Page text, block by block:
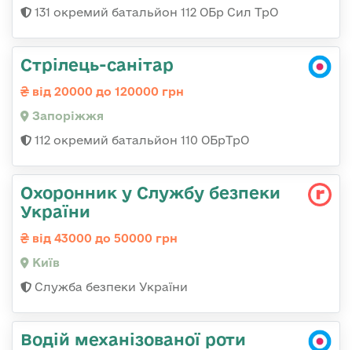
131 окремий батальйон 112 ОБр Сил ТрО
Стрілець-санітар
від 20000 до 120000 грн
Запоріжжя
112 окремий батальйон 110 ОБрТрО
Охоронник у Службу безпеки
України
від 43000 до 50000 грн
Київ
Служба безпеки України
Водій механізованої роти